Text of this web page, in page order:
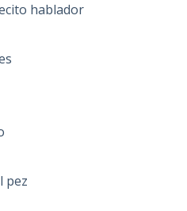
hablador
pez